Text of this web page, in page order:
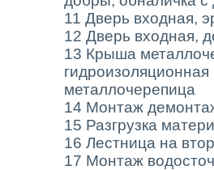
11 Дверь входная,
12 Дверь входная,
13 Крыша
металлочерепица
14 Монтаж
15 Разгрузка
16 Лестница на
17 Монтаж